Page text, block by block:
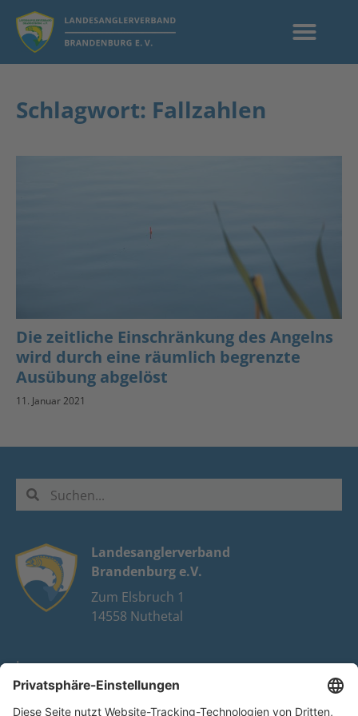
Schlagwort: Fallzahlen
Die zeitliche Einschränkung des Angelns
wird durch eine räumlich begrenzte
Ausübung abgelöst
11. Januar 2021
Landesanglerverband
Brandenburg e.V.
Zum Elsbruch 1
14558 Nuthetal
Impressum
Datenschutz